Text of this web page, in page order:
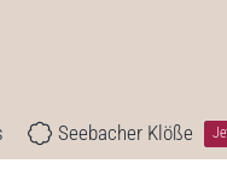
Seebacher Klöße